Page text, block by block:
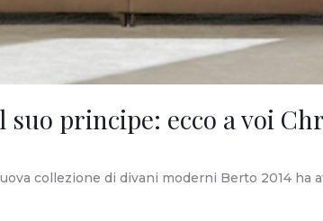
suo principe: ecco a voi
collezione di divani moderni Berto 2014 ha